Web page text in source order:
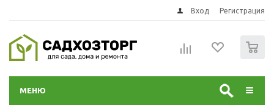
Вход Регистрация
МЕНЮ